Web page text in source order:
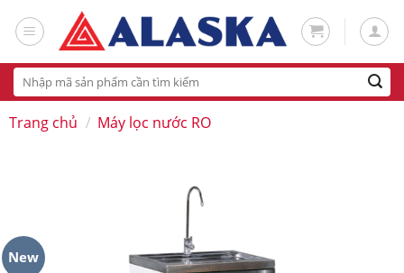
Tìm
kiếm:
Trang chủ / Máy lọc nước RO
New